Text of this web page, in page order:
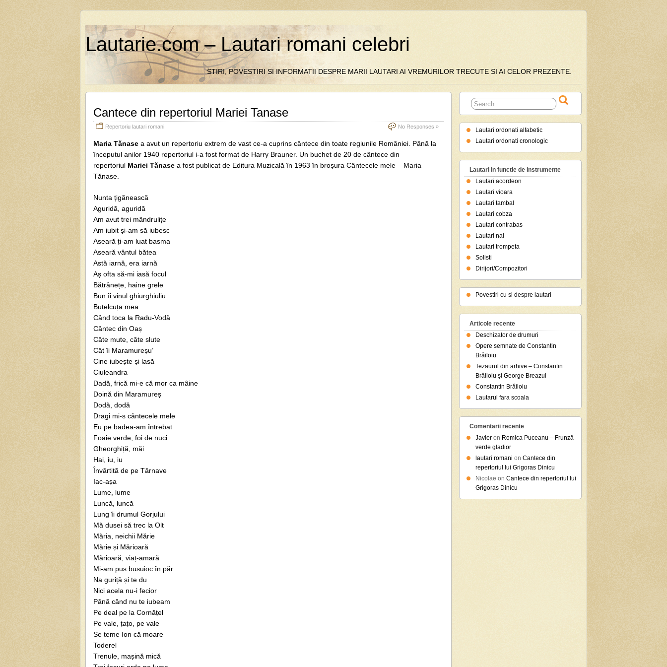
Lautarie.com – Lautari romani celebri
STIRI, POVESTIRI SI INFORMATII DESPRE MARII LAUTARI AI VREMURILOR TRECUTE SI AI CELOR PREZENTE.
Cantece din repertoriul Mariei Tanase
Repertoriu lautari romani No Responses »
Maria Tănase a avut un repertoriu extrem de vast ce-a cuprins cântece din toate regiunile României. Până la
începutul anilor 1940 repertoriul i-a fost format de Harry Brauner. Un buchet de 20 de cântece din
repertoriul Mariei Tănase a fost publicat de Editura Muzicală în 1963 în broșura Cântecele mele – Maria
Tănase.
Nunta țigănească
Aguridă, aguridă
Am avut trei mândrulițe
Am iubit și-am să iubesc
Aseară ți-am luat basma
Aseară vântul bătea
Astă iarnă, era iarnă
Aș ofta să-mi iasă focul
Bătrânețe, haine grele
Bun îi vinul ghiurghiuliu
Butelcuța mea
Când toca la Radu-Vodă
Cântec din Oaș
Câte mute, câte slute
Cât îi Maramureșu’
Cine iubește și lasă
Ciuleandra
Dadă, frică mi-e că mor ca mâine
Doină din Maramureș
Dodă, dodă
Dragi mi-s cântecele mele
Eu pe badea-am întrebat
Foaie verde, foi de nuci
Gheorghiță, măi
Hai, iu, iu
Învârtită de pe Târnave
Iac-așa
Lume, lume
Luncă, luncă
Lung îi drumul Gorjului
Mă dusei să trec la Olt
Măria, neichii Mărie
Mărie și Mărioară
Mărioară, viaț-amară
Mi-am pus busuioc în păr
Na guriță și te du
Nici acela nu-i fecior
Până când nu te iubeam
Pe deal pe la Cornățel
Pe vale, țațo, pe vale
Se teme Ion că moare
Toderel
Trenule, mașină mică
Lautari ordonati alfabetic
Lautari ordonati cronologic
Lautari in functie de instrumente
Lautari acordeon
Lautari vioara
Lautari tambal
Lautari cobza
Lautari contrabas
Lautari nai
Lautari trompeta
Solisti
Dirijori/Compozitori
Povestiri cu si despre lautari
Articole recente
Deschizator de drumuri
Opere semnate de Constantin
Brăiloiu
Tezaurul din arhive – Constantin
Brăiloiu şi George Breazul
Constantin Brăiloiu
Lautarul fara scoala
Comentarii recente
Javier on Romica Puceanu – Frunză
verde gladior
lautari romani on Cantece din
repertoriul lui Grigoras Dinicu
Nicolae on Cantece din repertoriul lui
Grigoras Dinicu